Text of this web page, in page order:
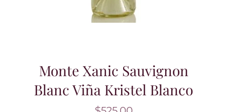
Monte Xanic Sauvignon
Blanc Viña Kristel Blanco